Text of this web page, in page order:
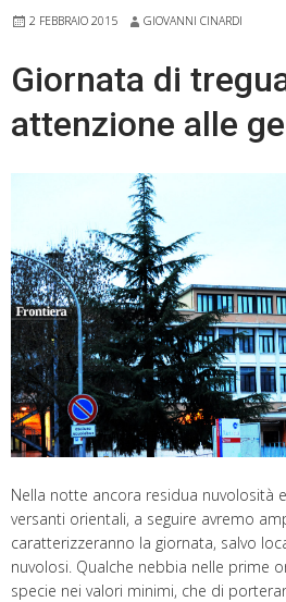
2 FEBBRAIO 2015 GIOVANNI CINARDI
Giornata di
attenzione alle
Nella notte ancora residua nuvolosità
versanti orientali, a seguire avremo
caratterizzeranno la giornata, salvo
nuvolosi. Qualche nebbia nelle prime
specie nei valori minimi, che di